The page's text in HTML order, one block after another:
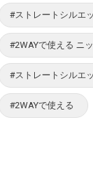
#ストレートシルエ
#2WAYで使える ニ
#ストレートシルエ
#2WAYで使える